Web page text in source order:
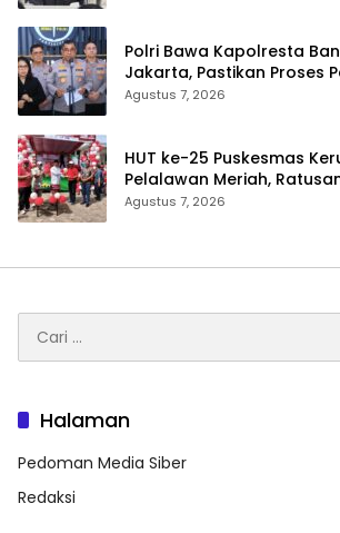
Polri Bawa Kapolresta
Jakarta, Pastikan Proses
Profesional dan
Agustus 7, 2026
HUT ke-25 Puskesmas
Pelalawan Meriah,
Jalan Santai dan Cek
Agustus 7, 2026
untuk:
Halaman
Pedoman Media Siber
Redaksi